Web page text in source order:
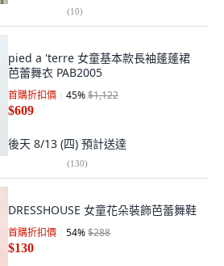
(10)
pied a 'terre 女童基本款長袖蓬蓬裙
芭蕾舞衣 PAB2005
首購折扣價 45%$1,122
$609
後天 8/13 (四) 預計送達
(130)
DRESSHOUSE 女童花朵裝飾芭蕾舞鞋
首購折扣價 54%$288
$130